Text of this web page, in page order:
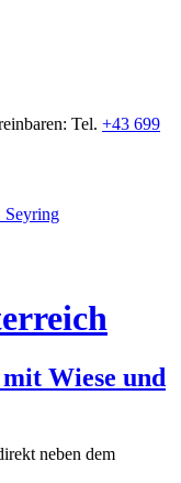
Tel. +43 699
Wiese und
neben dem